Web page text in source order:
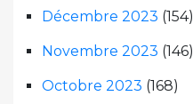
Décembre 2023 (154)
Novembre 2023 (146)
Octobre 2023 (168)